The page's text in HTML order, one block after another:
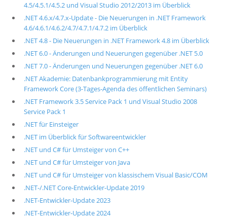
4.5/4.5.1/4.5.2 und Visual Studio 2012/2013 im Überblick
.NET 4.6.x/4.7.x-Update - Die Neuerungen in .NET Framework
4.6/4.6.1/4.6.2/4.7/4.7.1/4.7.2 im Überblick
.NET 4.8 - Die Neuerungen in .NET Framework 4.8 im Überblick
.NET 6.0 - Änderungen und Neuerungen gegenüber .NET 5.0
.NET 7.0 - Änderungen und Neuerungen gegenüber .NET 6.0
.NET Akademie: Datenbankprogrammierung mit Entity
Framework Core (3-Tages-Agenda des öffentlichen Seminars)
.NET Framework 3.5 Service Pack 1 und Visual Studio 2008
Service Pack 1
.NET für Einsteiger
.NET im Überblick für Softwareentwickler
.NET und C# für Umsteiger von C++
.NET und C# für Umsteiger von Java
.NET und C# für Umsteiger von klassischem Visual Basic/COM
.NET-/.NET Core-Entwickler-Update 2019
.NET-Entwickler-Update 2023
.NET-Entwickler-Update 2024